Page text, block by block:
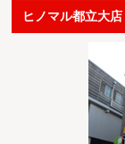
ヒノマル都立大店